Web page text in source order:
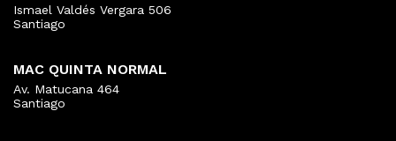
Ismael Valdés Vergara 506
Santiago
MAC QUINTA NORMAL
Av. Matucana 464
Santiago